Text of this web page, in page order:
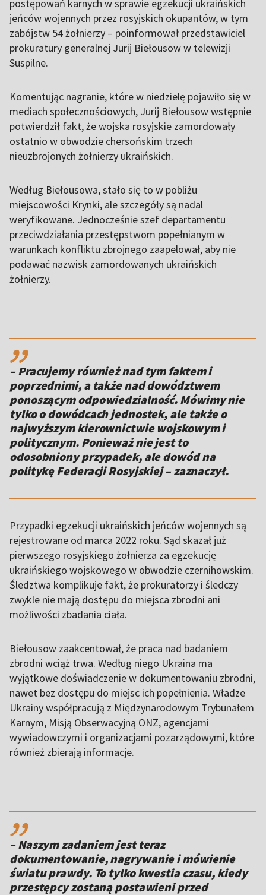
postępowań karnych w sprawie egzekucji ukraińskich
jeńców wojennych przez rosyjskich okupantów, w tym
zabójstw 54 żołnierzy – poinformował przedstawiciel
prokuratury generalnej Jurij Biełousow w telewizji
Suspilne.
Komentując nagranie, które w niedzielę pojawiło się w
mediach społecznościowych, Jurij Biełousow wstępnie
potwierdził fakt, że wojska rosyjskie zamordowały
ostatnio w obwodzie chersońskim trzech
nieuzbrojonych żołnierzy ukraińskich.
Według Biełousowa, stało się to w pobliżu
miejscowości Krynki, ale szczegóły są nadal
weryfikowane. Jednocześnie szef departamentu
przeciwdziałania przestępstwom popełnianym w
warunkach konfliktu zbrojnego zaapelował, aby nie
podawać nazwisk zamordowanych ukraińskich
żołnierzy.
,,
– Pracujemy również nad tym faktem i
poprzednimi, a także nad dowództwem
ponoszącym odpowiedzialność. Mówimy nie
tylko o dowódcach jednostek, ale także o
najwyższym kierownictwie wojskowym i
politycznym. Ponieważ nie jest to
odosobniony przypadek, ale dowód na
politykę Federacji Rosyjskiej – zaznaczył.
Przypadki egzekucji ukraińskich jeńców wojennych są
rejestrowane od marca 2022 roku. Sąd skazał już
pierwszego rosyjskiego żołnierza za egzekucję
ukraińskiego wojskowego w obwodzie czernihowskim.
Śledztwa komplikuje fakt, że prokuratorzy i śledczy
zwykle nie mają dostępu do miejsca zbrodni ani
możliwości zbadania ciała.
Biełousow zaakcentował, że praca nad badaniem
zbrodni wciąż trwa. Według niego Ukraina ma
wyjątkowe doświadczenie w dokumentowaniu zbrodni,
nawet bez dostępu do miejsc ich popełnienia. Władze
Ukrainy współpracują z Międzynarodowym Trybunałem
Karnym, Misją Obserwacyjną ONZ, agencjami
wywiadowczymi i organizacjami pozarządowymi, które
również zbierają informacje.
,,
– Naszym zadaniem jest teraz
dokumentowanie, nagrywanie i mówienie
światu prawdy. To tylko kwestia czasu, kiedy
przestępcy zostaną postawieni przed